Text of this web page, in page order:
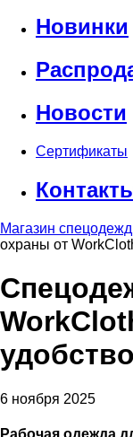
Новинки
Новости
Сертификаты
Магазин
охраны от
6 ноября 2025